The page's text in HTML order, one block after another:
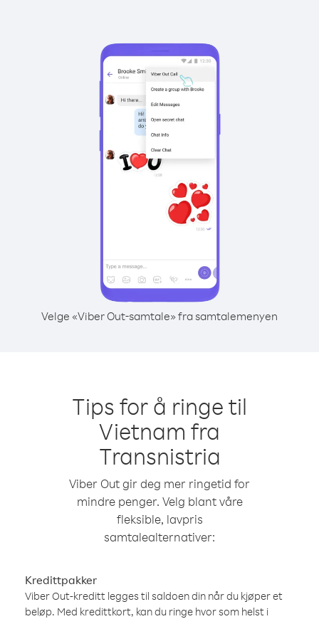
Velge «Viber Out-samtale» fra samtalemenyen
Tips for å ringe til
Vietnam fra
Transnistria
Viber Out gir deg mer ringetid for
mindre penger. Velg blant våre
fleksible, lavpris
samtalealternativer:
Kredittpakker
Viber Out-kreditt legges til saldoen din når du kjøper et
beløp. Med kredittkort, kan du ringe hvor som helst i